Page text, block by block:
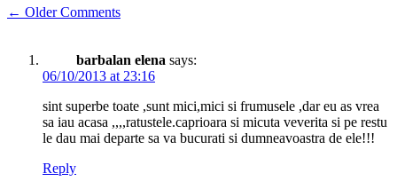
Comment
← Older Comments
barbalan elena says:
06/10/2013 at 23:16
sint superbe toate ,sunt mici,mici si frumusele ,dar eu as vrea
sa iau acasa ,,,,ratustele.caprioara si micuta veverita si pe restu
le dau mai departe sa va bucurati si dumneavoastra de ele!!!
Reply